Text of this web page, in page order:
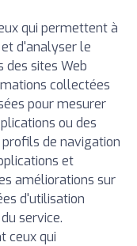
qui permettent à
d'analyser le
sites Web
collectées
pour mesurer
ou des
de navigation
et
améliorations sur
d'utilisation
service.
ceux qui